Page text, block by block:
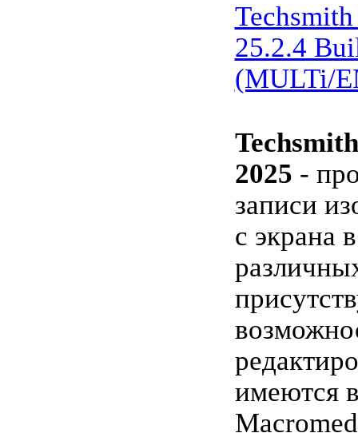
25.2.4
(MULTi/
2025 -
записи
с экрана
имеются